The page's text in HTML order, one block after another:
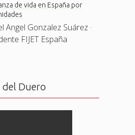
de vida en España por
Angel Gonzalez Suárez ·
FIJET España
del Duero